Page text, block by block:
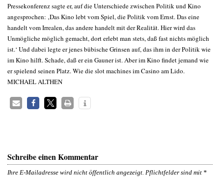
Pressekonferenz sagte er, auf die Unterschiede zwischen Politik und Kino
angesprochen: ‚Das Kino lebt vom Spiel, die Politik vom Ernst. Das eine
handelt vom Irrealen, das andere handelt mit der Realität. Hier wird das
Unmögliche möglich gemacht, dort erlebt man stets, daß fast nichts möglich
ist.‘ Und dabei legte er jenes bübische Grinsen auf, das ihm in der Politik wie
im Kino hilft. Schade, daß er ein Gauner ist. Aber im Kino findet jemand wie
er spielend seinen Platz. Wie die slot machines im Casino am Lido.
MICHAEL ALTHEN
Schreibe einen Kommentar
Ihre E-Mailadresse wird nicht öffentlich angezeigt. Pflichtfelder sind mit *